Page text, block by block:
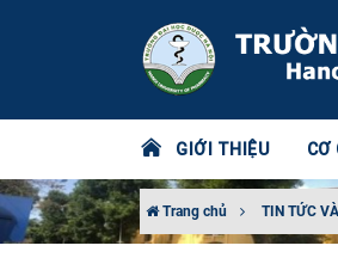
GIỚI THIỆU CƠ
Trang chủ TIN TỨC